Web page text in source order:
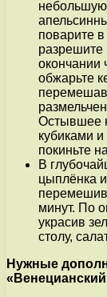
небольшую
поварите
разрешите
окончании
обжарьте
перемешав
Остывшее
кубиками
покиньте
В
цыплёнка
минут. По
украсив
столу,
Нужные